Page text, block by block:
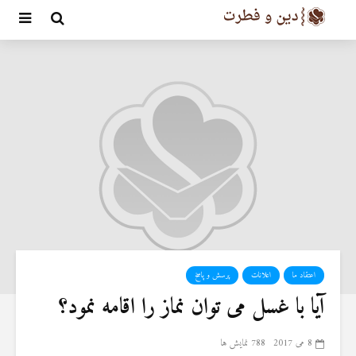
اعتقاد ما اعلانات پرسش و پاسخ
آیا با غسل می توان نماز را اقامه نمود؟
8 می 2017 788 نمایش ها